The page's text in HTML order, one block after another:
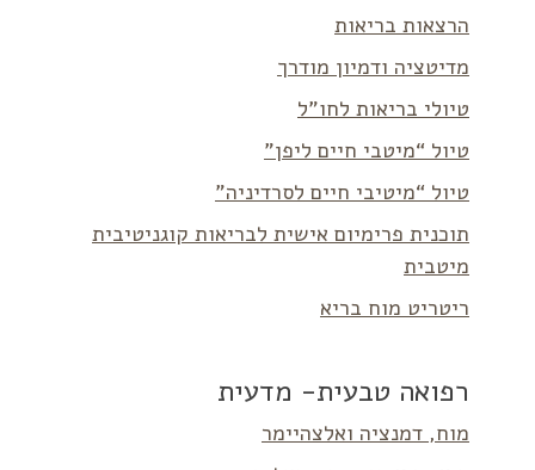
הרצאות בריאות
מדיטציה ודמיון מודרך
טיולי בריאות לחו”ל
טיול “מיטבי חיים ליפן”
טיול “מיטיבי חיים לסרדיניה”
תוכנית פרימיום אישית לבריאות קוגניטיבית
מיטבית
ריטריט מוח בריא
רפואה טבעית- מדעית
מוח, דמנציה ואלצהיימר